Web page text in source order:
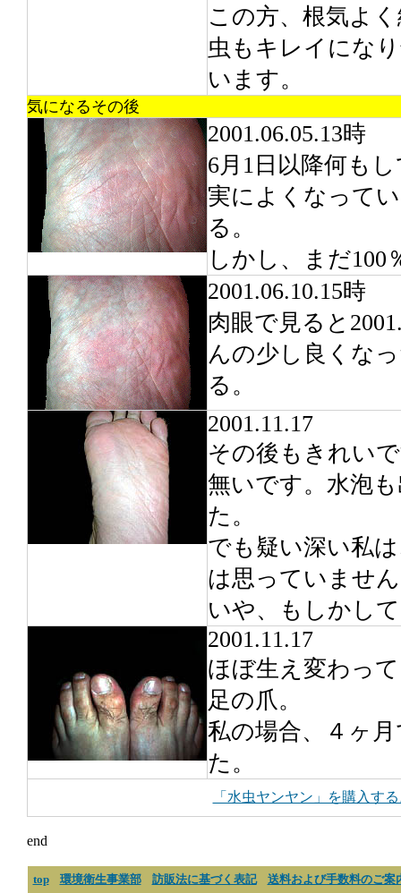
この方、根気よ
虫もキレイにな
います。
気になるその後
2001.06.05.13時
6月1日以降何も
実によくなって
る。
しかし、まだ100
2001.06.10.15時
肉眼で見ると
んの少し良くな
る。
2001.11.17
その後もきれい
無いです。水泡
た。
でも疑い深い私
は思っていませ
いや、もしかし
2001.11.17
ほぼ生え変わっ
足の爪。
私の場合、４ヶ
た。
「水虫ヤンヤン」を購入す
end
top 環境衛生事業部 訪販法に基づく表記 送料および手数料のご案